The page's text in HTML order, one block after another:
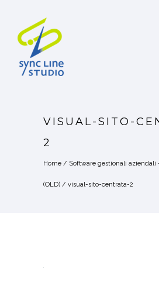
VISUAL-SITO-
2
Home / Software gestionali aziendali
(OLD) / visual-sito-centrata-2